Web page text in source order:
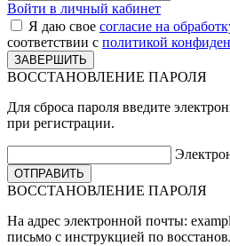
Войти в личный кабинет
Я даю свое согласие на
соответствии с политикой
ВОССТАНОВЛЕНИЕ ПАРОЛЯ
Для сброса пароля введите
при регистрации.
ВОССТАНОВЛЕНИЕ ПАРОЛЯ
На адрес электронной почты:
письмо с инструкцией по